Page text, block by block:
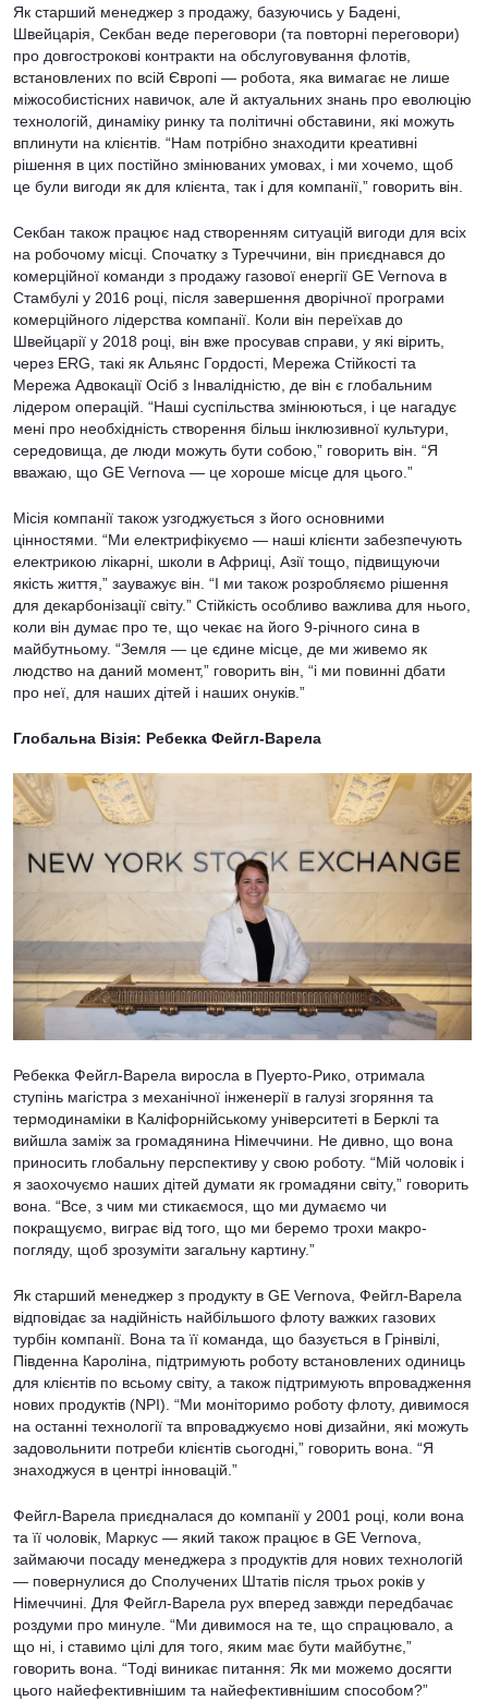
Як старший менеджер з продажу, базуючись у Бадені,
Швейцарія, Секбан веде переговори (та повторні переговори)
про довгострокові контракти на обслуговування флотів,
встановлених по всій Європі — робота, яка вимагає не лише
міжособистісних навичок, але й актуальних знань про еволюцію
технологій, динаміку ринку та політичні обставини, які можуть
вплинути на клієнтів. “Нам потрібно знаходити креативні
рішення в цих постійно змінюваних умовах, і ми хочемо, щоб
це були вигоди як для клієнта, так і для компанії,” говорить він.
Секбан також працює над створенням ситуацій вигоди для всіх
на робочому місці. Спочатку з Туреччини, він приєднався до
комерційної команди з продажу газової енергії GE Vernova в
Стамбулі у 2016 році, після завершення дворічної програми
комерційного лідерства компанії. Коли він переїхав до
Швейцарії у 2018 році, він вже просував справи, у які вірить,
через ERG, такі як Альянс Гордості, Мережа Стійкості та
Мережа Адвокації Осіб з Інвалідністю, де він є глобальним
лідером операцій. “Наші суспільства змінюються, і це нагадує
мені про необхідність створення більш інклюзивної культури,
середовища, де люди можуть бути собою,” говорить він. “Я
вважаю, що GE Vernova — це хороше місце для цього.”
Місія компанії також узгоджується з його основними
цінностями. “Ми електрифікуємо — наші клієнти забезпечують
електрикою лікарні, школи в Африці, Азії тощо, підвищуючи
якість життя,” зауважує він. “І ми також розробляємо рішення
для декарбонізації світу.” Стійкість особливо важлива для нього,
коли він думає про те, що чекає на його 9-річного сина в
майбутньому. “Земля — це єдине місце, де ми живемо як
людство на даний момент,” говорить він, “і ми повинні дбати
про неї, для наших дітей і наших онуків.”
Глобальна Візія: Ребекка Фейгл-Варела
Ребекка Фейгл-Варела виросла в Пуерто-Рико, отримала
ступінь магістра з механічної інженерії в галузі згоряння та
термодинаміки в Каліфорнійському університеті в Берклі та
вийшла заміж за громадянина Німеччини. Не дивно, що вона
приносить глобальну перспективу у свою роботу. “Мій чоловік і
я заохочуємо наших дітей думати як громадяни світу,” говорить
вона. “Все, з чим ми стикаємося, що ми думаємо чи
покращуємо, виграє від того, що ми беремо трохи макро-
погляду, щоб зрозуміти загальну картину.”
Як старший менеджер з продукту в GE Vernova, Фейгл-Варела
відповідає за надійність найбільшого флоту важких газових
турбін компанії. Вона та її команда, що базується в Грінвілі,
Південна Кароліна, підтримують роботу встановлених одиниць
для клієнтів по всьому світу, а також підтримують впровадження
нових продуктів (NPI). “Ми моніторимо роботу флоту, дивимося
на останні технології та впроваджуємо нові дизайни, які можуть
задовольнити потреби клієнтів сьогодні,” говорить вона. “Я
знаходжуся в центрі інновацій.”
Фейгл-Варела приєдналася до компанії у 2001 році, коли вона
та її чоловік, Маркус — який також працює в GE Vernova,
займаючи посаду менеджера з продуктів для нових технологій
— повернулися до Сполучених Штатів після трьох років у
Німеччині. Для Фейгл-Варела рух вперед завжди передбачає
роздуми про минуле. “Ми дивимося на те, що спрацювало, а
що ні, і ставимо цілі для того, яким має бути майбутнє,”
говорить вона. “Тоді виникає питання: Як ми можемо досягти
цього найефективнішим та найефективнішим способом?”